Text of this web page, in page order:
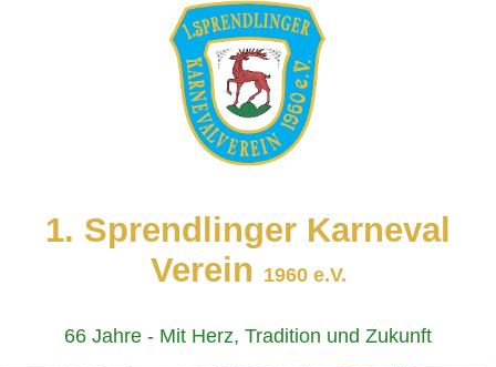
1. Sprendlinger Karneval
Verein 1960 e.V.
66 Jahre - Mit Herz, Tradition und Zukunft